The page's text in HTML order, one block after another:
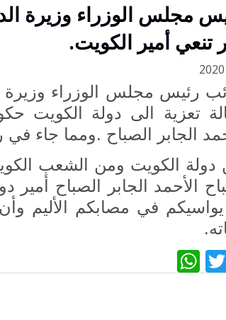
مجلس الوزراء وزيرة
تنعي أمير الكويت.
رئيس مجلس الوزراء وزيرة
تعزية الى دولة الكويت
الجابر الصباح .ومما جاء في
دولة الكويت ومن الشعب
الأحمد الجابر الصباح أمير
في مصابكم الأليم
Twitter